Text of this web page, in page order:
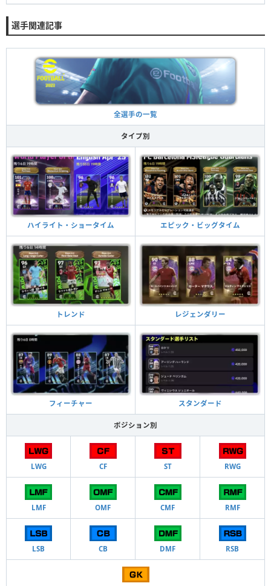
選手関連記事
全選手の一覧
タイプ別
ハイライト・ショータイム エピック・ビッグタイム
トレンド レジェンダリー
フィーチャー スタンダード
ポジション別
LWG CF ST RWG
LMF OMF CMF RMF
LSB CB DMF RSB